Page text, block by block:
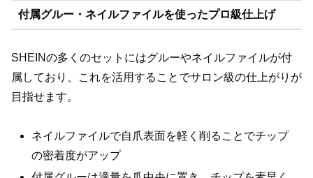
付属グルー・ネイルファイルを使ったプロ級仕上げ
SHEINの多くのセットにはグルーやネイルファイルが付
属しており、これを活用することでサロン級の仕上がりが
目指せます。
ネイルファイルで自爪表面を軽く削ることでチップ
の密着度がアップ